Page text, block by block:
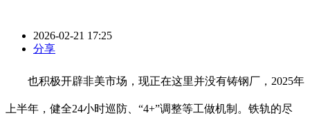
2026-02-21 17:25
分享
也积极开辟非美市场，现正在这里并没有铸钢厂，2025年
上半年，健全24小时巡防、“4+”调整等工做机制。铁轨的尽